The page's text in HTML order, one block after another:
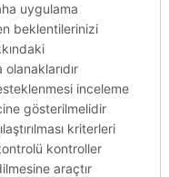
uygulama
beklentilerinizi
inceleme
gösterilmelidir
kriterleri
kontroller
araçtır